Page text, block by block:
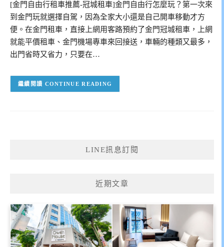
[金門自由行租車推薦-冠城租車]金門自由行怎麼玩？第一次來
到金門玩就選擇自駕，因為全家大小還是自己開車移動才方
便。在金門租車，直接上網用客路預約了金門冠城租車，上網
就能平價租車、金門機場專車來回接送，車輛的種類又最多，
出門省時又省力，只要在…
CONTINUE READING
LINE訊息訂閱
近期文章